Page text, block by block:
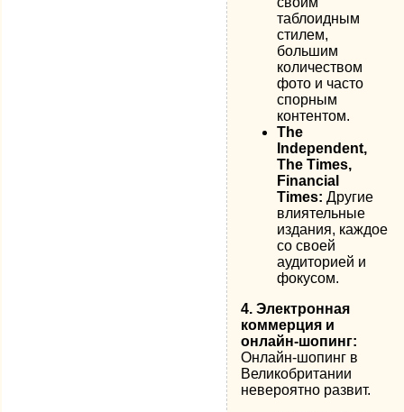
таблоидным
стилем,
большим
количеством
фото и часто
спорным
контентом.
The
Independent,
The Times,
Financial
Times: Другие
влиятельные
издания, каждое
со своей
аудиторией и
фокусом.
4. Электронная
коммерция и
онлайн-шопинг:
Онлайн-шопинг в
Великобритании
невероятно развит.